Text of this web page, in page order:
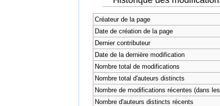
Créateur de la page
Date de création de la page
Dernier contributeur
Date de la dernière modification
Nombre total de modifications
Nombre total d'auteurs distincts
Nombre de modifications récentes (dans
Nombre d'auteurs distincts récents